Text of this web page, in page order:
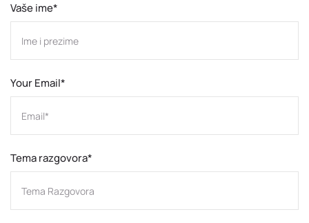
Vaše ime*
Your Email*
Tema razgovora*